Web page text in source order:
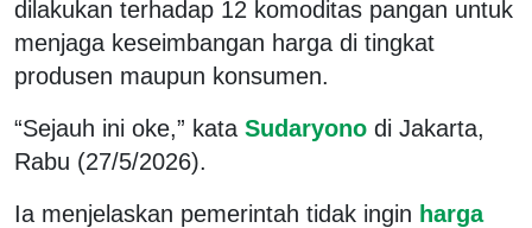
dilakukan terhadap 12 komoditas pangan untuk
menjaga keseimbangan harga di tingkat
produsen maupun konsumen.
“Sejauh ini oke,” kata Sudaryono di Jakarta,
Rabu (27/5/2026).
Ia menjelaskan pemerintah tidak ingin harga